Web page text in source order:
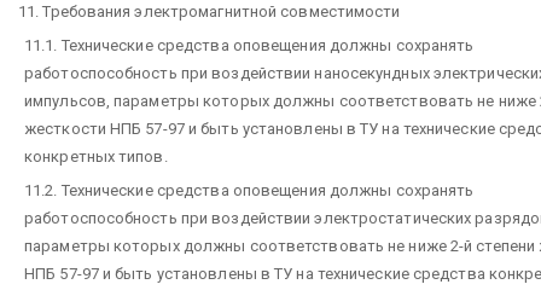
11. Требования электромагнитной совместимости
11.1. Технические средства оповещения должны сохранять
работоспособность при воздействии наносекундных
импульсов, параметры которых должны соответствовать не ниже
жесткости НПБ 57-97 и быть установлены в ТУ на технические
конкретных типов.
11.2. Технические средства оповещения должны сохранять
работоспособность при воздействии электростатических
параметры которых должны соответствовать не ниже 2-й степени
НПБ 57-97 и быть установлены в ТУ на технические средства